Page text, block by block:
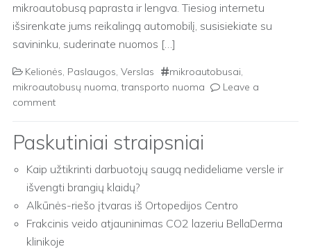
mikroautobusą paprasta ir lengva. Tiesiog internetu
išsirenkate jums reikalingą automobilį, susisiekiate su
savininku, suderinate nuomos […]
Kelionės, Paslaugos, Verslas mikroautobusai,
mikroautobusų nuoma,transporto nuoma
Leave a
comment
Paskutiniai straipsniai
Kaip užtikrinti darbuotojų saugą nedideliame versle ir
išvengti brangių klaidų?
Alkūnės-riešo įtvaras iš Ortopedijos Centro
Frakcinis veido atjauninimas CO2 lazeriu BellaDerma
klinikoje